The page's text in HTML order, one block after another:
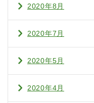
2020年8月
2020年7月
2020年5月
2020年4月